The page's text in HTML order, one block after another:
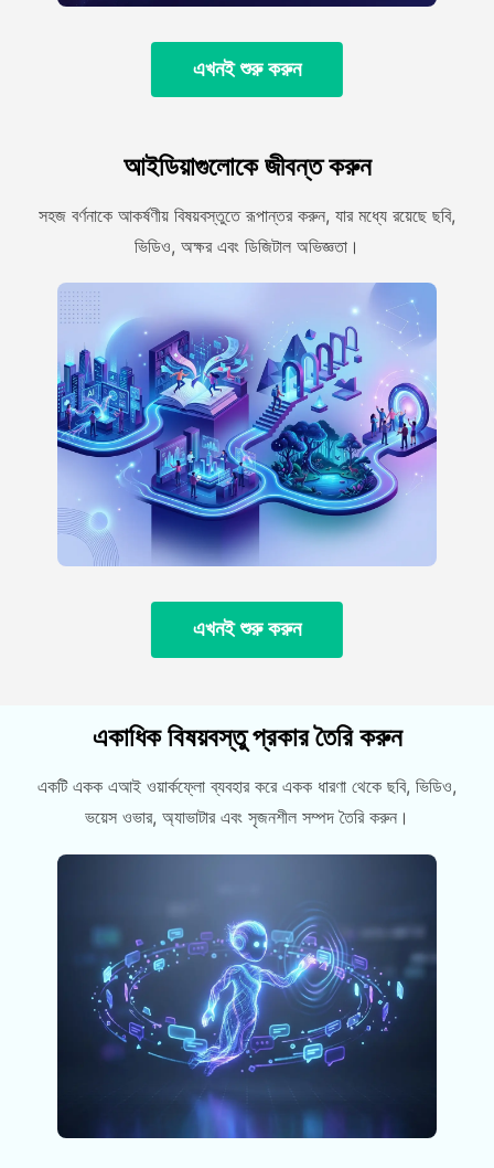
এখনই শুরু করুন
আইডিয়াগুলোকে জীবন্ত করুন
সহজ বর্ণনাকে আকর্ষণীয় বিষয়বস্তুতে রূপান্তর করুন, যার মধ্যে রয়েছে ছবি,
ভিডিও, অক্ষর এবং ডিজিটাল অভিজ্ঞতা।
এখনই শুরু করুন
একাধিক বিষয়বস্তু প্রকার তৈরি করুন
একটি একক এআই ওয়ার্কফ্লো ব্যবহার করে একক ধারণা থেকে ছবি, ভিডিও,
ভয়েস ওভার, অ্যাভাটার এবং সৃজনশীল সম্পদ তৈরি করুন।